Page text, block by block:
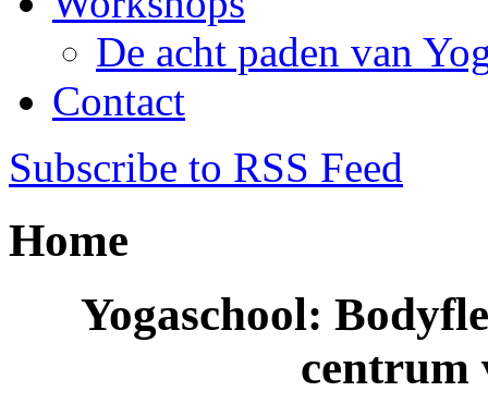
De acht paden van
Contact
Subscribe to RSS Feed
Home
Yogaschool:
centrum